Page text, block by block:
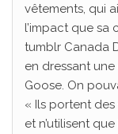
vêtements, qui
l’impact que sa
tumblr Canada
en dressant
Goose. On
« Ils portent
et n’utilisent